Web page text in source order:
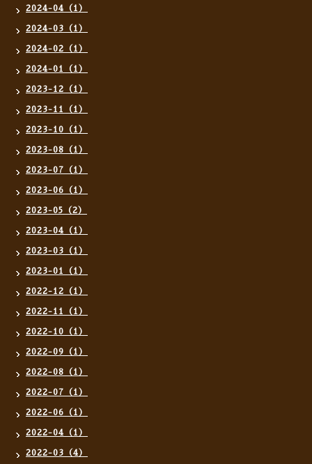
2024-04（1）
2024-03（1）
2024-02（1）
2024-01（1）
2023-12（1）
2023-11（1）
2023-10（1）
2023-08（1）
2023-07（1）
2023-06（1）
2023-05（2）
2023-04（1）
2023-03（1）
2023-01（1）
2022-12（1）
2022-11（1）
2022-10（1）
2022-09（1）
2022-08（1）
2022-07（1）
2022-06（1）
2022-04（1）
2022-03（4）